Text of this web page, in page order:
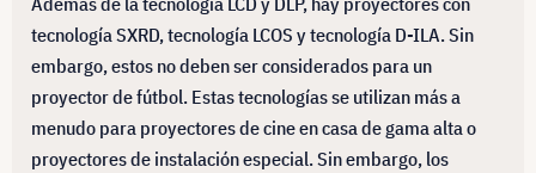
tecnología SXRD, tecnología LCOS y tecnología D-ILA. Sin
embargo, estos no deben ser considerados para un
proyector de fútbol. Estas tecnologías se utilizan más a
menudo para proyectores de cine en casa de gama alta o
proyectores de instalación especial. Sin embargo, los